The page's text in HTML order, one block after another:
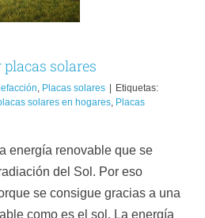
solares
, Placas solares
Etiquetas:
solares en hogares, Placas
energía renovable que se
del Sol. Por eso
se consigue gracias a una
como es el sol. La energía